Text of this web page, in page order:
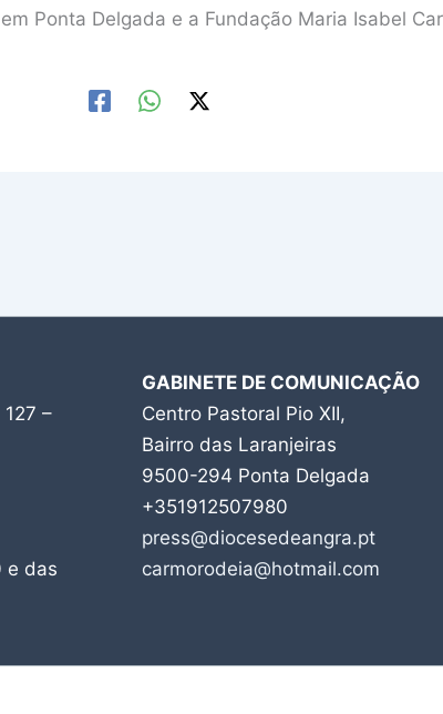
Ponta Delgada e a Fundação Maria Isabel
–
e das
GABINETE DE COMUNICAÇÃO
Centro Pastoral Pio XII,
Bairro das Laranjeiras
9500-294 Ponta Delgada
+351912507980
press@diocesedeangra.pt
carmorodeia@hotmail.com